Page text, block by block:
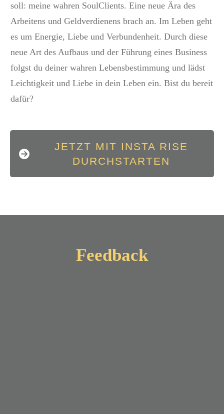
soll: meine wahren SoulClients. Eine neue Ära des
Arbeitens und Geldverdienens brach an. Im Leben geht
es um Energie, Liebe und Verbundenheit. Durch diese
neue Art des Aufbaus und der Führung eines Business
folgst du deiner wahren Lebensbestimmung und lädst
Leichtigkeit und Liebe in dein Leben ein. Bist du bereit
dafür?
JETZT MIT INSTA RISE
DURCHSTARTEN
Feedback